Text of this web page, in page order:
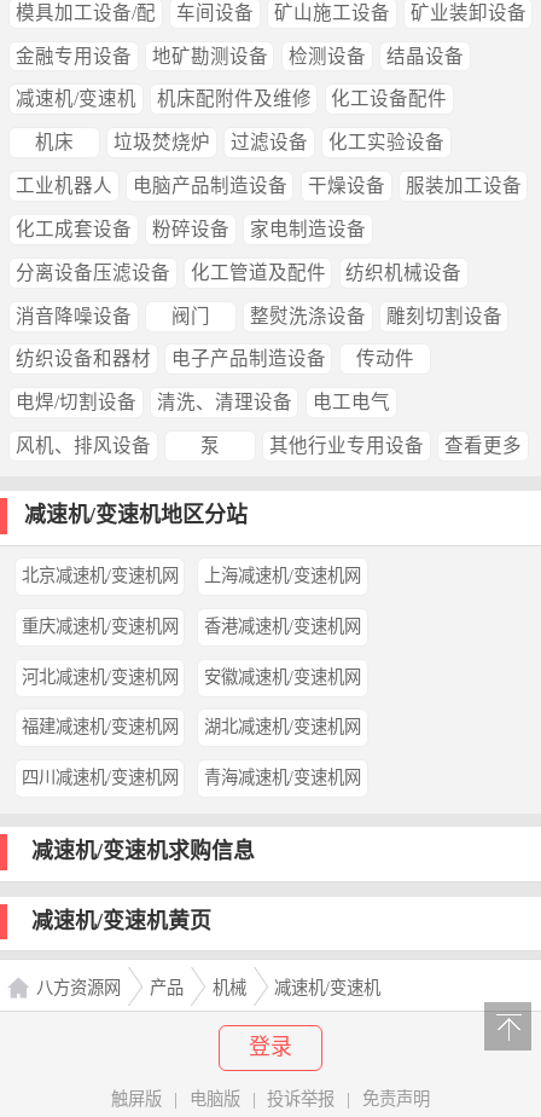
模具加工设备/配 车间设备 矿山施工设备 矿业装卸设备
金融专用设备 地矿勘测设备 检测设备 结晶设备
减速机/变速机 机床配附件及维修 化工设备配件
机床 垃圾焚烧炉 过滤设备 化工实验设备
工业机器人 电脑产品制造设备 干燥设备 服装加工设备
化工成套设备 粉碎设备 家电制造设备
分离设备压滤设备 化工管道及配件 纺织机械设备
消音降噪设备 阀门 整熨洗涤设备 雕刻切割设备
纺织设备和器材 电子产品制造设备 传动件
电焊/切割设备 清洗、清理设备 电工电气
风机、排风设备 泵 其他行业专用设备 查看更多
减速机/变速机地区分站
北京减速机/变速机网 上海减速机/变速机网
重庆减速机/变速机网 香港减速机/变速机网
河北减速机/变速机网 安徽减速机/变速机网
福建减速机/变速机网 湖北减速机/变速机网
四川减速机/变速机网 青海减速机/变速机网
减速机/变速机求购信息
减速机/变速机黄页
八方资源网 产品 机械 减速机/变速机
登录
触屏版 | 电脑版 | 投诉举报 | 免责声明